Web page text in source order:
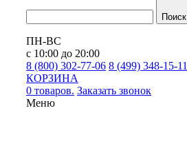
Поиск
ПН-ВС
с 10:00 до 20:00
8 (800) 302-77-06 8 (499) 348-15-11
КОРЗИНА
0 товаров. Заказать звонок
Меню